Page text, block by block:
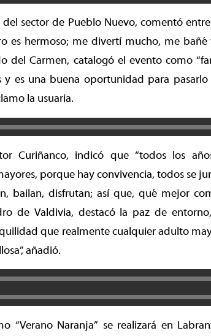
sector de Pueblo Nuevo, comentó
es hermoso; me divertí mucho, me
del Carmen, catalogó el evento como
es una buena oportunidad para pasarlo
la usuaria.
Curiñanco, indicó que “todos los
porque hay convivencia, todos se
bailan, disfrutan; así que, qué mejor
de Valdivia, destacó la paz de
que realmente cualquier adulto
añadió.
“Verano Naranja” se realizará en